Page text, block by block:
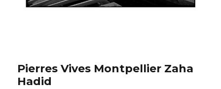
Pierres Vives Montpellier Zaha
Hadid